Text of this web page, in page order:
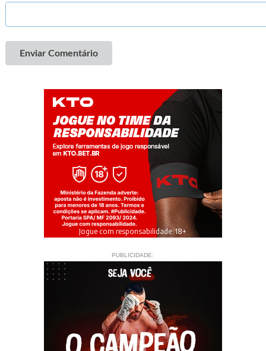
Enviar Comentário
Jogue com responsabilidade. 18+
PUBLICIDADE: